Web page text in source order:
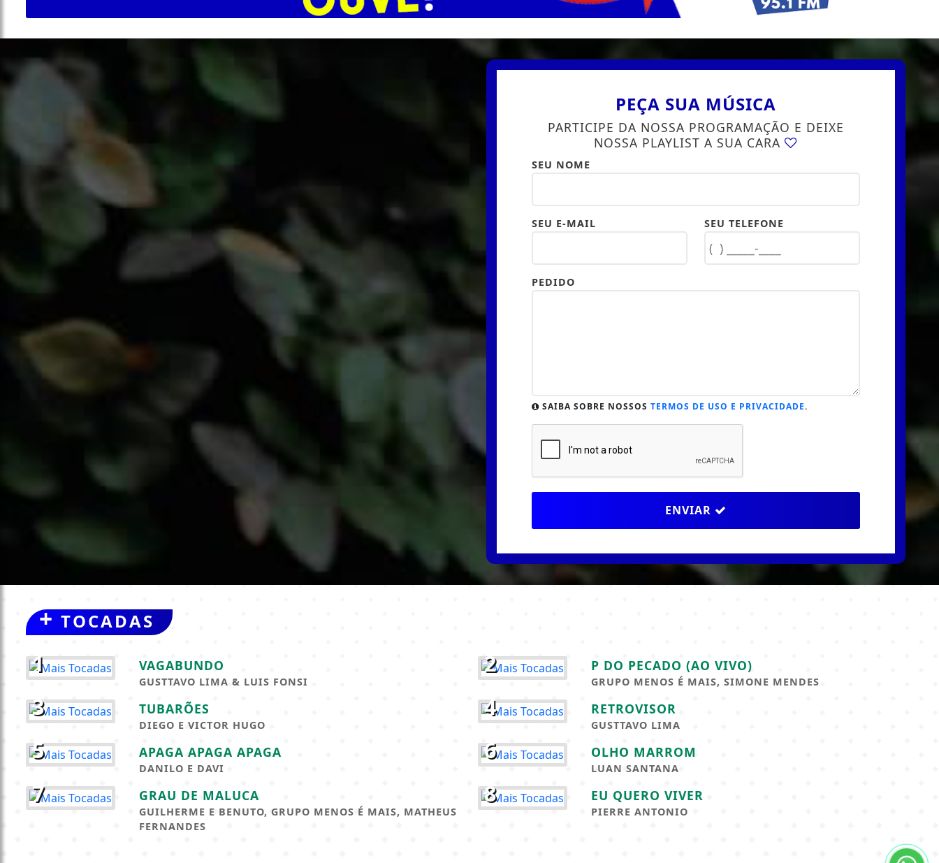
PEÇA SUA MÚSICA
PARTICIPE DA NOSSA PROGRAMAÇÃO E DEIXE
NOSSA PLAYLIST A SUA CARA
SEU NOME
SEU E-MAIL SEU TELEFONE
PEDIDO
SAIBA SOBRE NOSSOS TERMOS DE USO E PRIVACIDADE.
ENVIAR
+ TOCADAS
1 VAGABUNDO
GUSTTAVO LIMA & LUIS FONSI
2 P DO PECADO (AO VIVO)
GRUPO MENOS É MAIS, SIMONE MENDES
3 TUBARÕES
DIEGO E VICTOR HUGO
4 RETROVISOR
GUSTTAVO LIMA
5 APAGA APAGA APAGA
DANILO E DAVI
6 OLHO MARROM
LUAN SANTANA
7 GRAU DE MALUCA
GUILHERME E BENUTO, GRUPO MENOS É MAIS, MATHEUS
FERNANDES
8 EU QUERO VIVER
PIERRE ANTONIO